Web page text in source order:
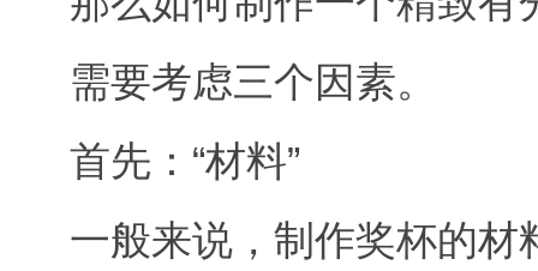
需要考虑三个因素。
首先：“材料”
一般来说，制作奖杯的